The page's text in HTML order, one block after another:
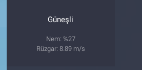
Güneşli
Nem: %27
Rüzgar: 8.89 m/s